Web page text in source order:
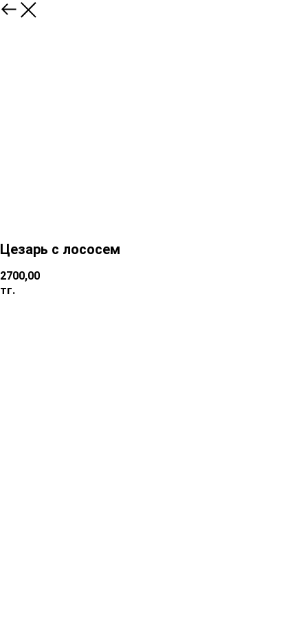
Цезарь с лососем
2700,00
тг.